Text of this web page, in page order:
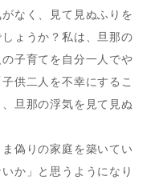
なく、見て見ぬふりを
ょうか？私は、旦那の
子育てを自分一人でや
供二人を不幸にするこ
旦那の浮気を見て見ぬ
偽りの家庭を築いてい
か」と思うようになり